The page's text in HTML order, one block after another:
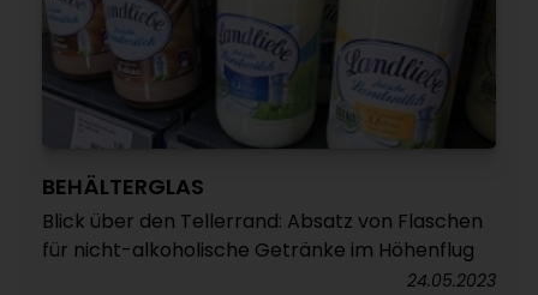
BEHÄLTERGLAS
Blick über den Tellerrand: Absatz von Flaschen
für nicht-alkoholische Getränke im Höhenflug
24.05.2023